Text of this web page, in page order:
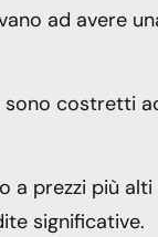
ad avere
sono costretti
a prezzi più
significative.